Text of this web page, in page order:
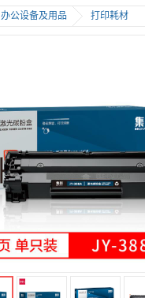
办公设备及用品 打印耗材